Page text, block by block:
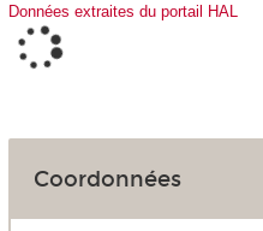
Données extraites du portail HAL
Coordonnées